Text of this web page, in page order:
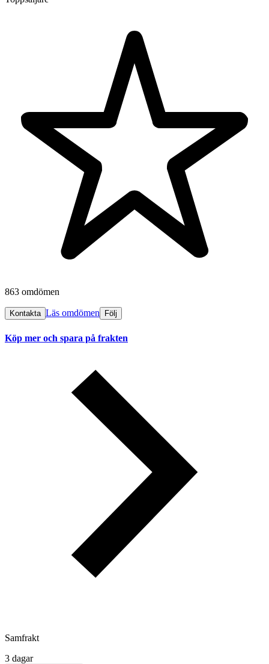
863 omdömen
Kontakta Läs omdömen Följ
Köp mer och spara på frakten
Samfrakt
3 dagar